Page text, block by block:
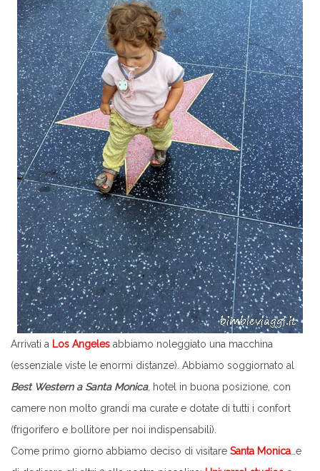
Arrivati a Los Angeles abbiamo noleggiato una macchina
(essenziale viste le enormi distanze). Abbiamo soggiornato al
Best Western a Santa Monica, hotel in buona posizione, con
camere non molto grandi ma curate e dotate di tutti i confort
(frigorifero e bollitore per noi indispensabili).
Come primo giorno abbiamo deciso di visitare Santa Monica…e